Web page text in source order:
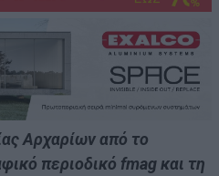
Αρχαρίων από το
περιοδικό fmag και τη